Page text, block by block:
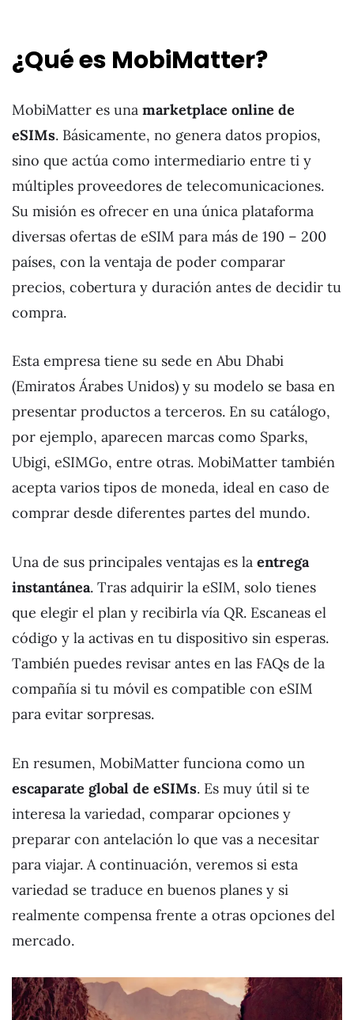
¿Qué es MobiMatter?
MobiMatter es una marketplace online de
eSIMs. Básicamente, no genera datos propios,
sino que actúa como intermediario entre ti y
múltiples proveedores de telecomunicaciones.
Su misión es ofrecer en una única plataforma
diversas ofertas de eSIM para más de 190 – 200
países, con la ventaja de poder comparar
precios, cobertura y duración antes de decidir tu
compra.
Esta empresa tiene su sede en Abu Dhabi
(Emiratos Árabes Unidos) y su modelo se basa en
presentar productos a terceros. En su catálogo,
por ejemplo, aparecen marcas como Sparks,
Ubigi, eSIMGo, entre otras. MobiMatter también
acepta varios tipos de moneda, ideal en caso de
comprar desde diferentes partes del mundo.
Una de sus principales ventajas es la entrega
instantánea. Tras adquirir la eSIM, solo tienes
que elegir el plan y recibirla vía QR. Escaneas el
código y la activas en tu dispositivo sin esperas.
También puedes revisar antes en las FAQs de la
compañía si tu móvil es compatible con eSIM
para evitar sorpresas.
En resumen, MobiMatter funciona como un
escaparate global de eSIMs. Es muy útil si te
interesa la variedad, comparar opciones y
preparar con antelación lo que vas a necesitar
para viajar. A continuación, veremos si esta
variedad se traduce en buenos planes y si
realmente compensa frente a otras opciones del
mercado.